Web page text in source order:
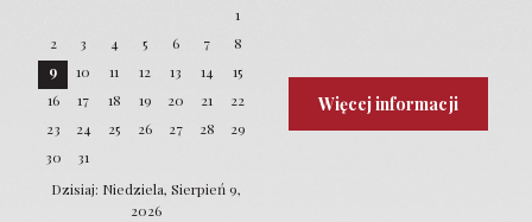
1
2
3 4 5 6 7
8
9
10 11 12 13 14
15
16
17 18 19 20 21
22
23
24 25 26 27 28
29
30
31
Dzisiaj: Niedziela, Sierpień 9,
2026
Więcej informacji